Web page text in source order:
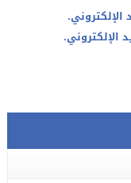
الإلكتروني.
الإلكتروني.